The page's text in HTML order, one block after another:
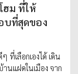
ฮม ที่ให้
บที่สุดของ
เลือกเองได้ เดิน
นแฝดในเมือง จาก